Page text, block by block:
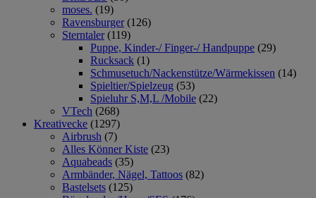
moses. (19)
Ravensburger (126)
Sterntaler (119)
Puppe, Kinder-/ Finger-/ Handpuppe (29)
Rucksack (1)
Schmusetuch/Nackenstütze/Wärmekissen (14)
Spieltier/Spielzeug (53)
Spieluhr S,M,L /Mobile (22)
VTech (268)
Kreativecke (1297)
Airbrush (7)
Alles Könner Kiste (23)
Aquabeads (35)
Armbänder, Nägel, Tattoos (82)
Bastelsets (125)